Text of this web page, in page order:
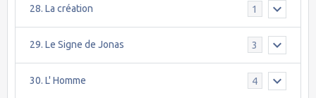
28. La création 1
29. Le Signe de Jonas 3
30. L' Homme 4